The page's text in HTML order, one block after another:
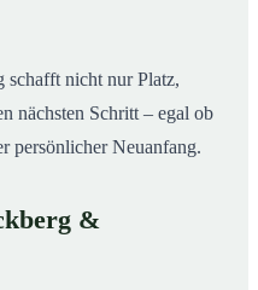
schafft nicht nur Platz,
nächsten Schritt – egal ob
persönlicher Neuanfang.
&